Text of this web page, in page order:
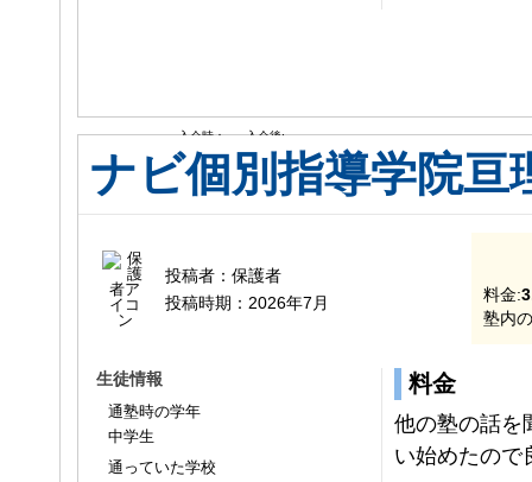
入会時： 入会後:
ナビ個別指導学院亘
投稿者： 保護者
投稿時期： 2026年7月 料金:
塾内
生徒情報
通塾時の学年
中学生
通っていた学校
料金
他の塾の話を
い始めたので